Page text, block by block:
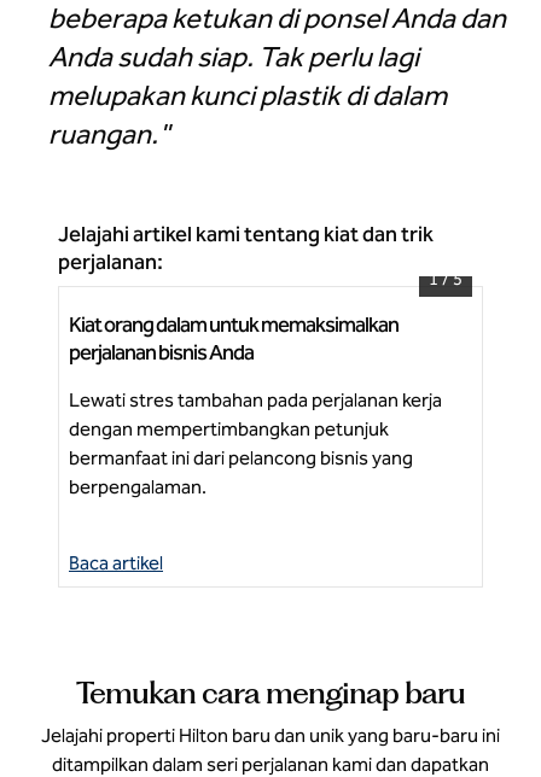
beberapa ketukan di ponsel Anda dan
Anda sudah siap. Tak perlu lagi
melupakan kunci plastik di dalam
ruangan."
Jelajahi artikel kami tentang kiat dan trik
perjalanan:
Kiat orang dalam untuk memaksimalkan
perjalanan bisnis Anda
Pusat Kongres Dunia Georgia Signia Hilton Atlanta
1/5
Lewati stres tambahan pada perjalanan kerja
dengan mempertimbangkan petunjuk
bermanfaat ini dari pelancong bisnis yang
berpengalaman.
Baca artikel
Temukan cara menginap baru
Jelajahi properti Hilton baru dan unik yang baru-baru ini
ditampilkan dalam seri perjalanan kami dan dapatkan